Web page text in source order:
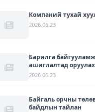
Компаний тухай
2026.06.23
Барилга
ашиглалтад
зөвшөөрсөн акт
2026.06.23
Байгаль орчны
байдлын тайлан